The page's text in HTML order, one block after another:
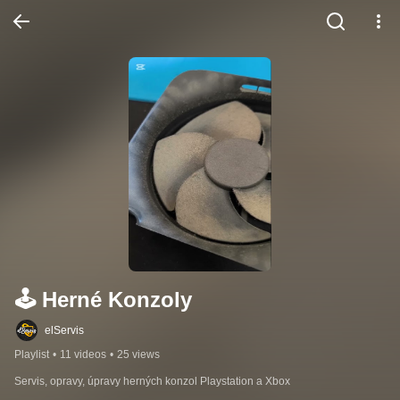
🕹️ Herné Konzoly
elServis
Playlist • 11 videos • 25 views
Servis, opravy, úpravy herných konzol Playstation a Xbox